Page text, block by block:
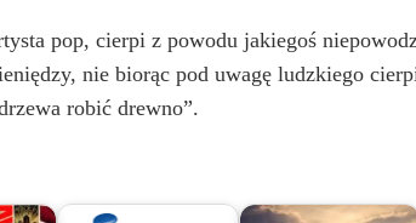
pop, cierpi z powodu jakiegoś
nie biorąc pod uwagę ludzkiego
robić drewno”.